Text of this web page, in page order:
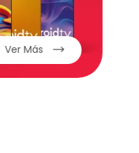
Ver Más